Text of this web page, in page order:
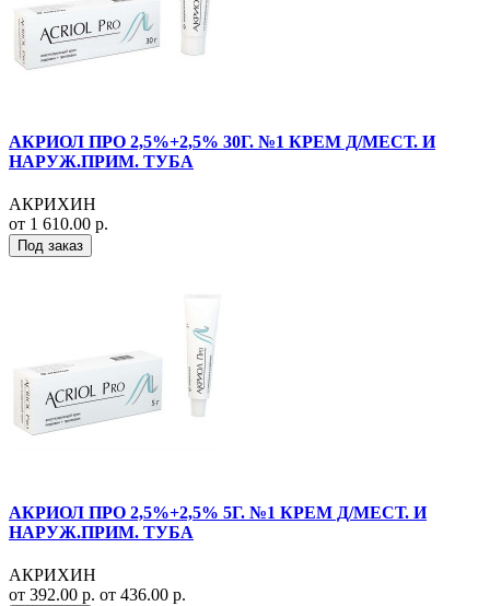
АКРИОЛ ПРО 2,5%+2,5% 30Г. №1 КРЕМ Д/МЕСТ. И
НАРУЖ.ПРИМ. ТУБА
АКРИХИН
от 1 610.00 р.
Под заказ
АКРИОЛ ПРО 2,5%+2,5% 5Г. №1 КРЕМ Д/МЕСТ. И
НАРУЖ.ПРИМ. ТУБА
АКРИХИН
от 392.00 р. от 436.00 р.